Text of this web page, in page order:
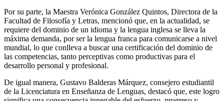
Por su parte, la Maestra Verónica González Quintos, Directora de la
Facultad de Filosofía y Letras, mencionó que, en la actualidad, se
requiere del dominio de un idioma y la lengua inglesa se lleva la
máxima demanda, por ser la lengua franca para comunicarse a nivel
mundial, lo que conlleva a buscar una certificación del dominio de
las competencias, tanto perceptivas como productivas para el
desarrollo personal y profesional.
De igual manera, Gustavo Balderas Márquez, consejero estudiantil
de la Licenciatura en Enseñanza de Lenguas, destacó que, este logro